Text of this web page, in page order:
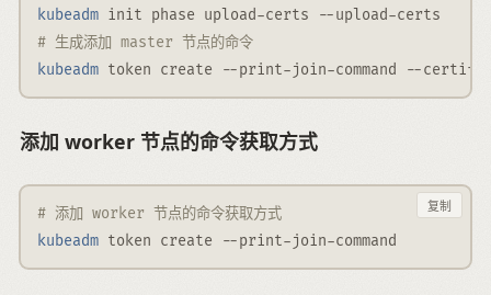
kubeadm init phase upload-certs
--upload-certs
# 生成添加 master 节点的命令
kubeadm token create --print-join-command --
添加 worker 节点的命令获取方式
# 添加 worker 节点的命令获取方式
kubeadm token create --print-join-command
复制